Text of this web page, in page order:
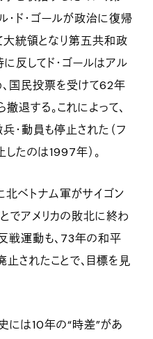
ド・ゴールが政治に復帰
大統領となり第五共和政
反してド・ゴールはアル
国民投票を受けて62年
退する。これによって、
・動員も停止された（フ
たのは1997年）。
ベトナム軍がサイゴン
とでアメリカの敗北に終わ
戦運動も、73年の和平
されたことで、目標を見
には10年の“時差”があ